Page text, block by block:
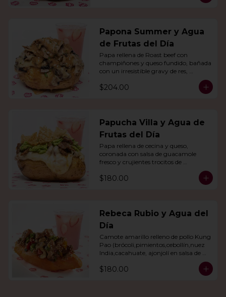
Papona Summer y Agua
de Frutas del Día
Papa rellena de Roast beef con
champiñones y queso fundido, bañada
con un irresistible gravy de res,
$204.00
Papucha Villa y Agua de
Frutas del Día
Papa rellena de cecina y queso,
coronada con salsa de guacamole
fresco y crujientes trocitos de
agua del día.
$180.00
Rebeca Rubio y Agua del
Día
Camote amarillo relleno de pollo Kung
Pao (brócoli,pimientos,cebollín,nuez
India,cacahuate, ajonjolí en salsa de
$180.00